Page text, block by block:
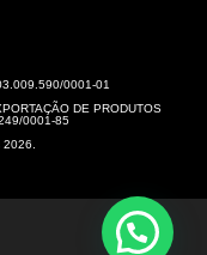
0001-01
DE PRODUTOS
0001-85
2026.